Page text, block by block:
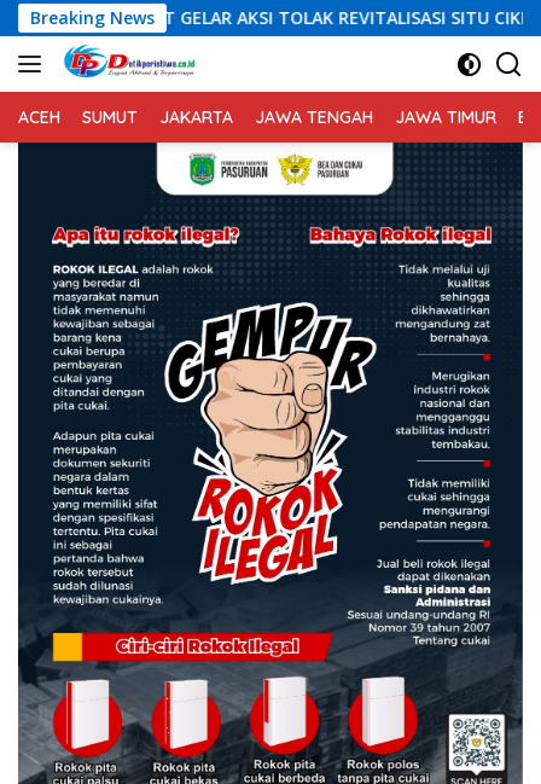
Langsung
ke
konten
Breaking News
AKSI TOLAK REVITALISASI SITU CIKEDAL, 150 PESERTA
ACEH SUMUT JAKARTA JAWA TENGAH JAWA TIMUR